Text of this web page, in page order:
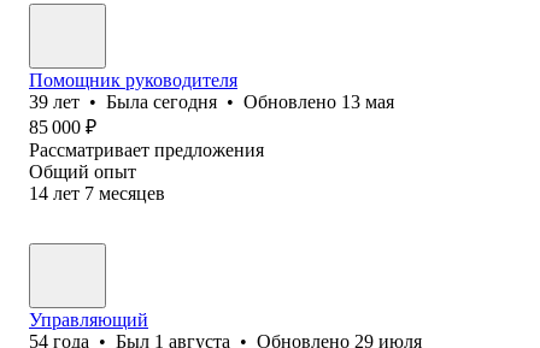
Помощник руководителя
39 лет • Была сегодня • Обновлено 13 мая
85 000 ₽
Рассматривает предложения
Общий опыт
14 лет 7 месяцев
Управляющий
54 года • Был 1 августа • Обновлено 29 июля